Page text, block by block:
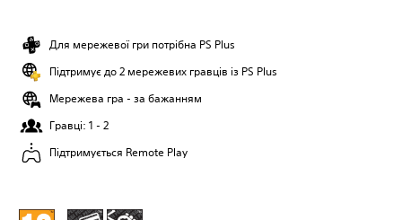
Для мережевої гри потрібна PS Plus
Підтримує до 2 мережевих гравців із PS Plus
Мережева гра - за бажанням
Гравці: 1 - 2
Підтримується Remote Play